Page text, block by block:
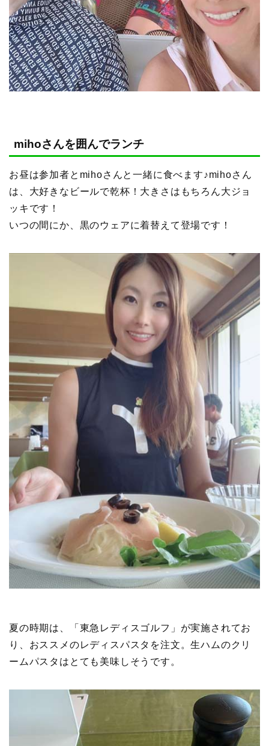
mihoさんを囲んでランチ
お昼は参加者とmihoさんと一緒に食べます♪mihoさん
は、大好きなビールで乾杯！大きさはもちろん大ジョ
ッキです！
いつの間にか、黒のウェアに着替えて登場です！
夏の時期は、「東急レディスゴルフ」が実施されてお
り、おススメのレディスパスタを注文。生ハムのクリ
ームパスタはとても美味しそうです。